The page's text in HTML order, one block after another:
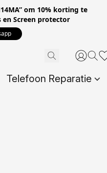
om 10% korting te
en Screen protector
Telefoon Reparatie